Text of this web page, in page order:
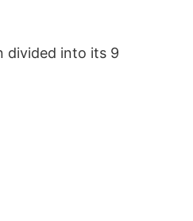
divided into its 9